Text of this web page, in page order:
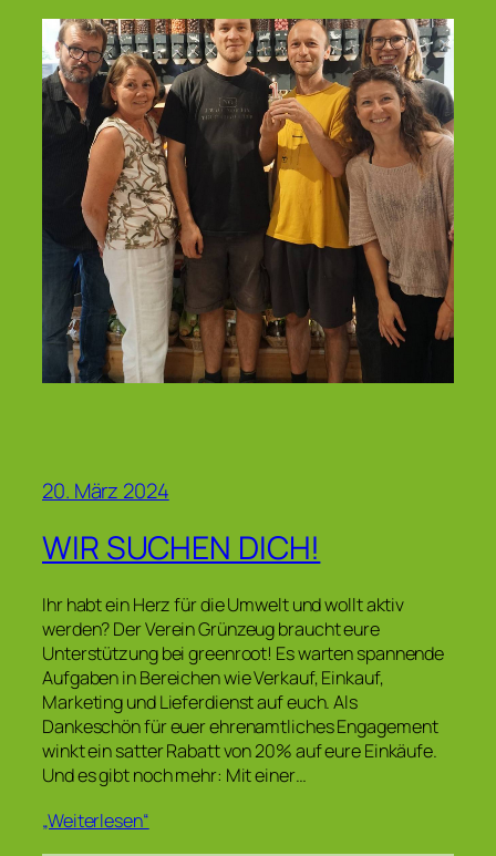
20. März 2024
WIR SUCHEN DICH!
Ihr habt ein Herz für die Umwelt und wollt aktiv
werden? Der Verein Grünzeug braucht eure
Unterstützung bei greenroot! Es warten spannende
Aufgaben in Bereichen wie Verkauf, Einkauf,
Marketing und Lieferdienst auf euch. Als
Dankeschön für euer ehrenamtliches Engagement
winkt ein satter Rabatt von 20% auf eure Einkäufe.
Und es gibt noch mehr: Mit einer…
„Weiterlesen“